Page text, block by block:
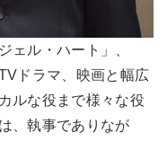
ェル・ハート」、
ドラマ、映画と幅広
ルな役まで様々な役
、執事でありなが